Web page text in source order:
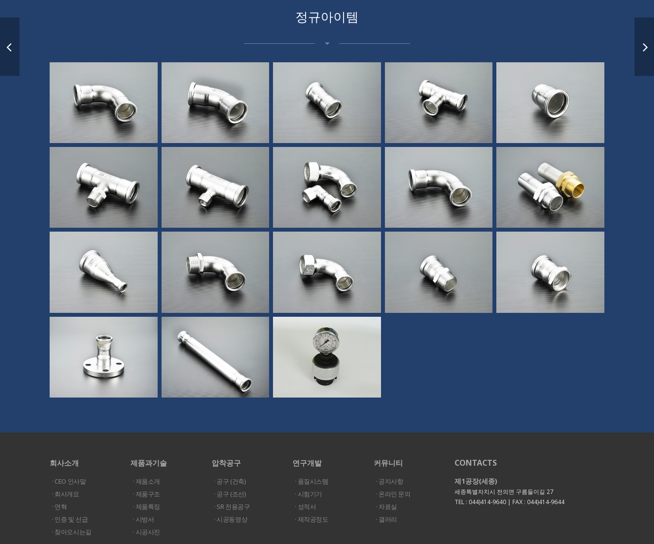
정규아이템
회사소개
· CEO 인사말
· 회사개요
· 연혁
· 인증 및 선급
· 찾아오시는길
제품과기술
· 제품소개
· 제품구조
· 제품특징
· 시방서
· 시공사진
압착공구
· 공구 (건축)
· 공구 (조선)
· SR 전용공구
· 시공동영상
연구개발
· 품질시스템
· 시험기기
· 성적서
· 제작공정도
커뮤니티
· 공지사항
· 온라인 문의
· 자료실
· 갤러리
CONTACTS
제1공장(세종)
세종특별자치시 전의면 구름들이길 27
TEL : 044)414-9640 | FAX : 044)414-9644